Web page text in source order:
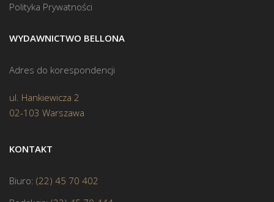
Polityka Prywatności
WYDAWNICTWO BELLONA
Adres do korespondencji
ul. Hankiewicza 2
02-103 Warszawa
KONTAKT
Biuro: (22) 45 70 402